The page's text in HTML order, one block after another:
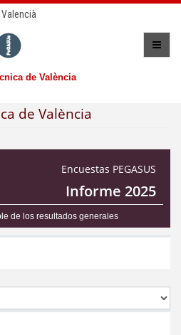
Valencià
de València
de València
Encuestas PEGASUS
Informe 2025
de los resultados generales